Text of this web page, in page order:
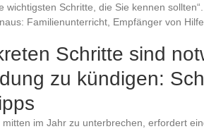
wichtigsten Schritte, die Sie kennen
Familienunterricht, Empfänger von
Schritte sind
zu kündigen:
mitten im Jahr zu unterbrechen, erfordert